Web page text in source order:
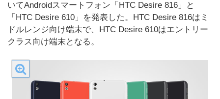
いてAndroidスマートフォン「HTC Desire 816」と
「HTC Desire 610」を発表した。HTC Desire 816はミ
ドルレンジ向け端末で、HTC Desire 610はエントリー
クラス向け端末となる。